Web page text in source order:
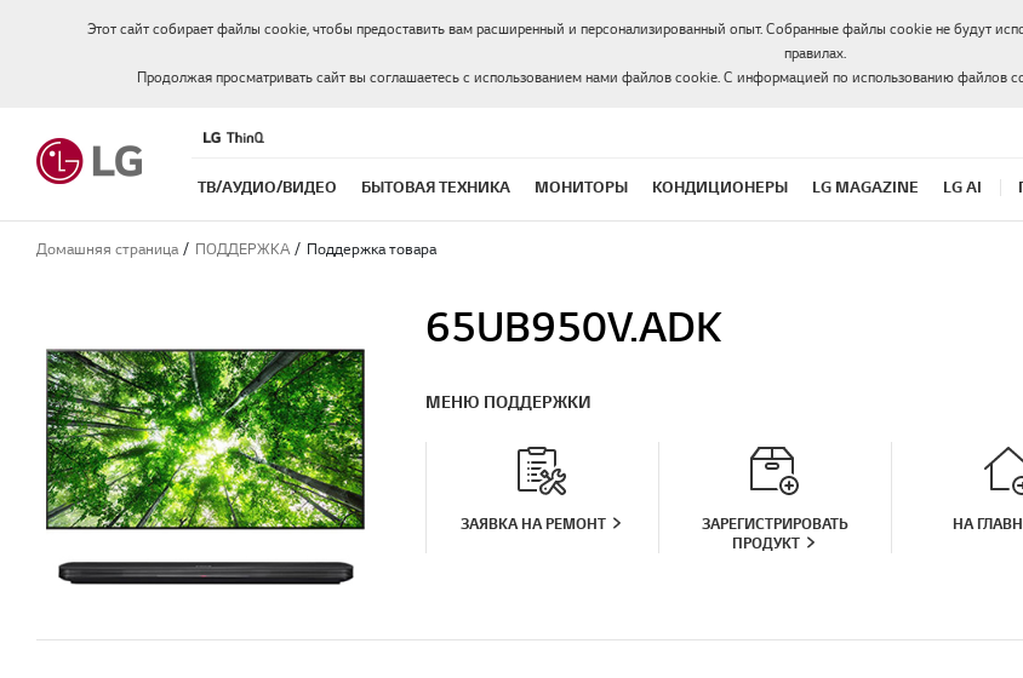
Этот сайт собирает файлы cookie, чтобы предоставить вам расширенный и персонализированный опыт. Собранные файлы cookie не будут
правилах.
Продолжая просматривать сайт вы соглашаетесь с использованием нами файлов cookie. С информацией по использованию файлов
ТВ/АУДИО/ВИДЕО БЫТОВАЯ ТЕХНИКА МОНИТОРЫ КОНДИЦИОНЕРЫ LG MAGAZINE LG AI
Домашняя страница ПОДДЕРЖКА Поддержка товара
65UB950V.ADK
МЕНЮ ПОДДЕРЖКИ
ЗАЯВКА НА РЕМОНТ
ЗАРЕГИСТРИРОВАТЬ
ПРОДУКТ
НА